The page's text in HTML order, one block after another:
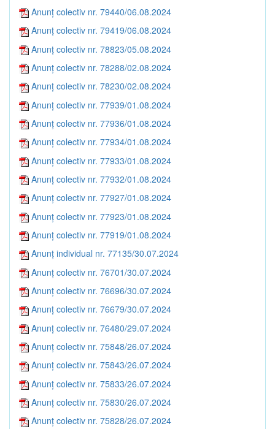
Anunț colectiv nr. 79440/06.08.2024
Anunț colectiv nr. 79419/06.08.2024
Anunț colectiv nr. 78823/05.08.2024
Anunț colectiv nr. 78288/02.08.2024
Anunț colectiv nr. 78230/02.08.2024
Anunț colectiv nr. 77939/01.08.2024
Anunț colectiv nr. 77936/01.08.2024
Anunț colectiv nr. 77934/01.08.2024
Anunț colectiv nr. 77933/01.08.2024
Anunț colectiv nr. 77932/01.08.2024
Anunț colectiv nr. 77927/01.08.2024
Anunț colectiv nr. 77923/01.08.2024
Anunț colectiv nr. 77919/01.08.2024
Anunț individual nr. 77135/30.07.2024
Anunț colectiv nr. 76701/30.07.2024
Anunț colectiv nr. 76696/30.07.2024
Anunț colectiv nr. 76679/30.07.2024
Anunț colectiv nr. 76480/29.07.2024
Anunț colectiv nr. 75848/26.07.2024
Anunț colectiv nr. 75843/26.07.2024
Anunț colectiv nr. 75833/26.07.2024
Anunț colectiv nr. 75830/26.07.2024
Anunț colectiv nr. 75828/26.07.2024